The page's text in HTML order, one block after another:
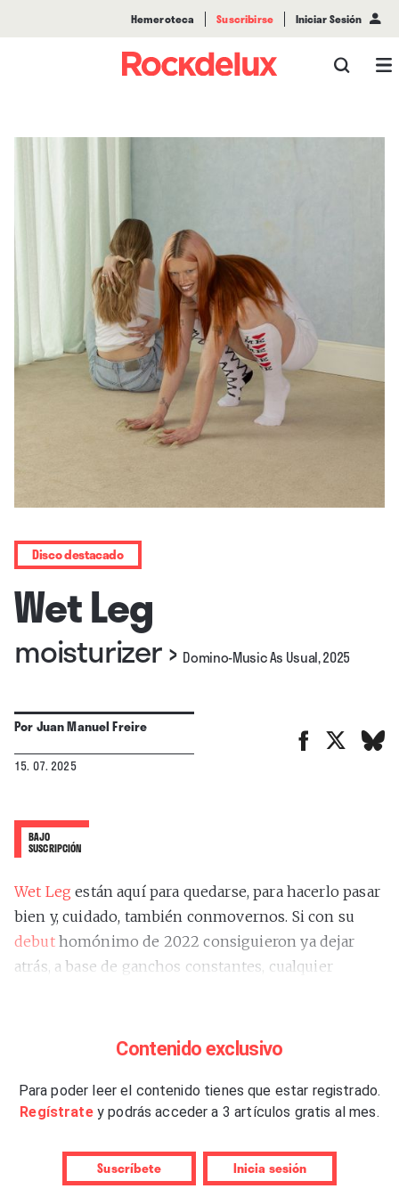
Hemeroteca Suscribirse Iniciar Sesión
Disco destacado
Wet Leg
moisturizer› Domino-Music As Usual, 2025
PorJuan Manuel Freire
15. 07. 2025
BAJO
SUSCRIPCIÓN
Wet Leg están aquí para quedarse, para hacerlo pasar
bien y, cuidado, también conmovernos. Si con su
debuthomónimo de 2022 consiguieron ya dejar
atrás, a base de ganchos constantes, cualquier
confirmación se asientan como gran realidad del alt-
guitarras con capacidad de arrastre cada vez más
acentuada.
Y toca reafirmar eso de “grupo”: lo que antes era más
bien dúo se convierte en banda en toda regla, con
Contenido exclusivo
Para poder leer el contenido tienes que estar registrado.
Regístrate y podrás acceder a 3 artículos gratis al mes.
Suscríbete Inicia sesión